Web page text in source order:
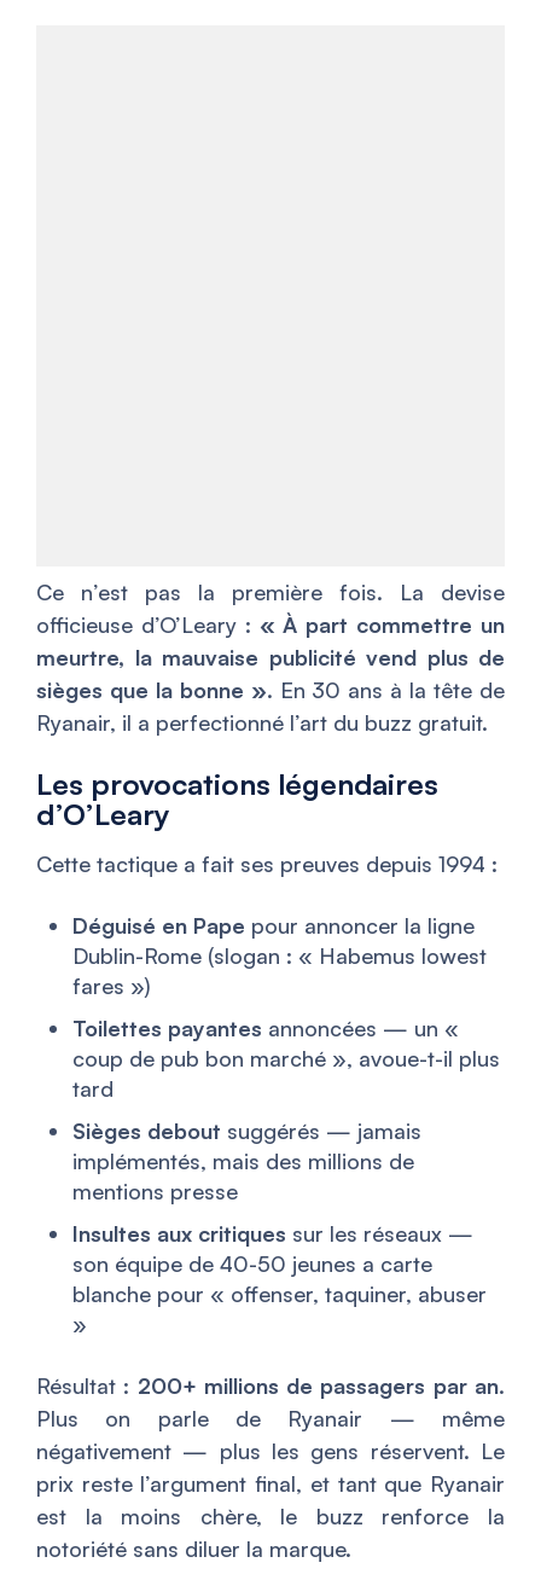
Ce n’est pas la première fois. La devise
officieuse d’O’Leary : « À part commettre un
meurtre, la mauvaise publicité vend plus de
sièges que la bonne ». En 30 ans à la tête de
Ryanair, il a perfectionné l’art du buzz gratuit.
Les provocations légendaires
d’O’Leary
Cette tactique a fait ses preuves depuis 1994 :
Déguisé en Pape pour annoncer la ligne
Dublin-Rome (slogan : « Habemus lowest
fares »)
Toilettes payantes annoncées — un «
coup de pub bon marché », avoue-t-il plus
tard
Sièges debout suggérés — jamais
implémentés, mais des millions de
mentions presse
Insultes aux critiques sur les réseaux —
son équipe de 40-50 jeunes a carte
blanche pour « offenser, taquiner, abuser
»
Résultat : 200+ millions de passagers par an.
Plus on parle de Ryanair — même
négativement — plus les gens réservent. Le
prix reste l’argument final, et tant que Ryanair
est la moins chère, le buzz renforce la
notoriété sans diluer la marque.